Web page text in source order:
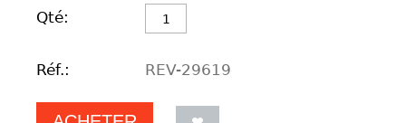
Qté:
Réf.: REV-29619